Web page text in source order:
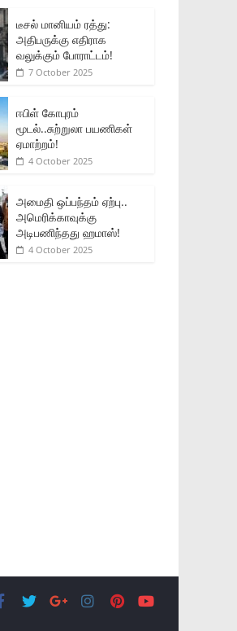
டீசல் மானியம் ரத்து:
அதிபருக்கு எதிராக
வலுக்கும் போராட்டம்!
7 October 2025
ஈபிள் கோபுரம்
மூடல்..சுற்றுலா பயணிகள்
ஏமாற்றம்!
4 October 2025
அமைதி ஒப்பந்தம் ஏற்பு..
அமெரிக்காவுக்கு
அடிபணிந்தது ஹமாஸ்!
4 October 2025